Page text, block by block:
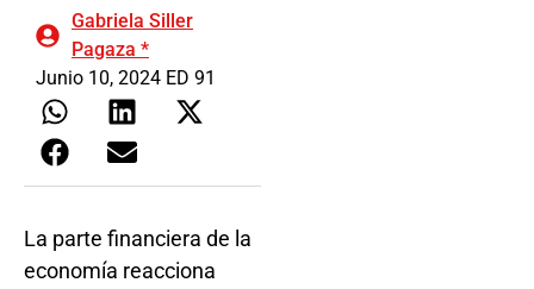
Gabriela Siller
Pagaza *
Junio 10, 2024 ED 91
La parte financiera de la
economía reacciona